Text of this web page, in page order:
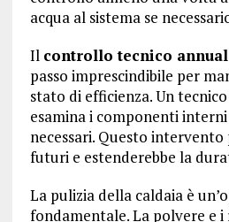
acqua al sistema se
Il controllo tecnico
passo imprescindibile per
stato di efficienza. Un
esamina i componenti
necessari. Questo
futuri e estenderebbe la
La pulizia della caldaia è
fondamentale. La polvere e